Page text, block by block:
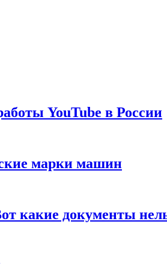
YouTube в России
марки машин
какие документы